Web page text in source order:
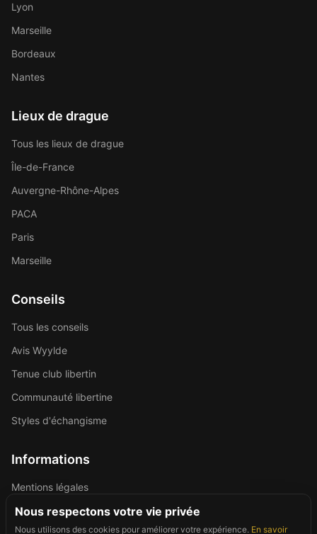
Lyon
Marseille
Bordeaux
Nantes
Lieux de drague
Tous les lieux de drague
Île-de-France
Auvergne-Rhône-Alpes
PACA
Paris
Marseille
Conseils
Tous les conseils
Avis Wyylde
Tenue club libertin
Communauté libertine
Styles d'échangisme
Informations
Mentions légales
Politique de confidentialité
Nous respectons votre vie privée
Nous utilisons des cookies pour améliorer votre expérience. En savoir